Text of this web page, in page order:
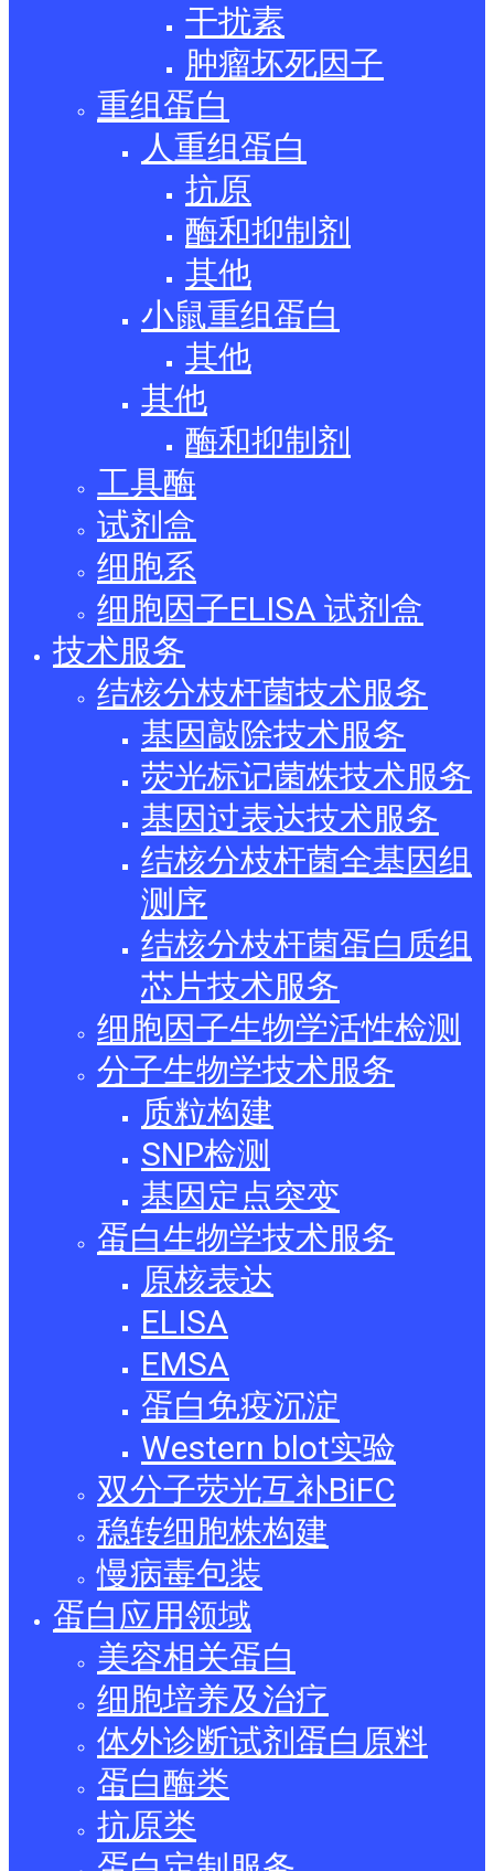
干扰素
肿瘤坏死因子
重组蛋白
人重组蛋白
抗原
酶和抑制剂
其他
小鼠重组蛋白
其他
其他
酶和抑制剂
工具酶
试剂盒
细胞系
细胞因子ELISA 试剂盒
技术服务
结核分枝杆菌技术服务
基因敲除技术服务
荧光标记菌株技术服务
基因过表达技术服务
结核分枝杆菌全基因组
测序
结核分枝杆菌蛋白质组
芯片技术服务
细胞因子生物学活性检测
分子生物学技术服务
质粒构建
SNP检测
基因定点突变
蛋白生物学技术服务
原核表达
ELISA
EMSA
蛋白免疫沉淀
Western blot实验
双分子荧光互补BiFC
稳转细胞株构建
慢病毒包装
蛋白应用领域
美容相关蛋白
细胞培养及治疗
体外诊断试剂蛋白原料
蛋白酶类
抗原类